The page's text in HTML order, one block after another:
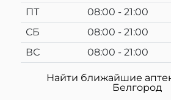
ПТ
08:00 - 21:00
СБ
08:00 - 21:00
ВС
08:00 - 21:00
Найти ближайшие
Белгород